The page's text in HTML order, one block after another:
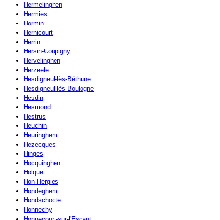
Hermelinghen
Hermies
Hermin
Hernicourt
Herrin
Hersin-Coupigny
Hervelinghen
Herzeele
Hesdigneul-lès-Béthune
Hesdigneul-lès-Boulogne
Hesdin
Hesmond
Hestrus
Heuchin
Heuringhem
Hezecques
Hinges
Hocquinghen
Holque
Hon-Hergies
Hondeghem
Hondschoote
Honnechy